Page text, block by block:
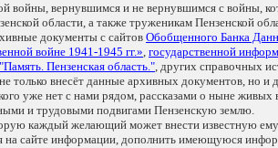
войны, вернувшимся и не вернувшимся с войны,
области, а также труженикам Пензенской
документы с сайтов Обобщенного Банка
войне 1941-1945 гг.», государственной
Пензенская область.", других справочных
только внесёт данные архивных документов,
уже нет с нами рядом, рассказами о ныне живых
и трудовыми подвигами Пензенскую землю.
каждый желающий может внести известную
сайте информации, дополнить имеющуюся